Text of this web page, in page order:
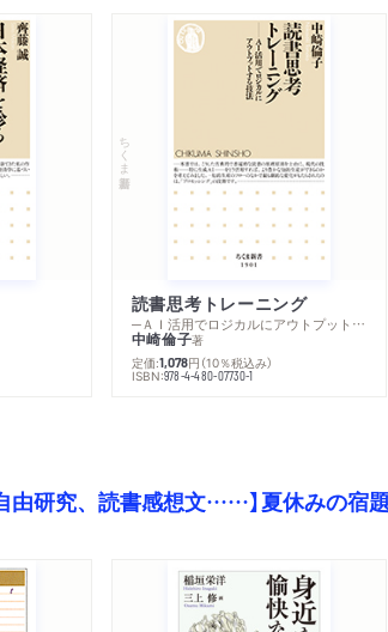
ちくま新書
読書思考トレーニング
─ＡＩ活用でロジカルにアウトプットする技法
中崎倫子著
定価:1,078円 （10％税込み）
ISBN:978-4-480-07730-1
由研究、読書感想文……】夏休みの宿